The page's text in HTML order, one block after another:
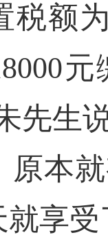
税额
先生
本就
享